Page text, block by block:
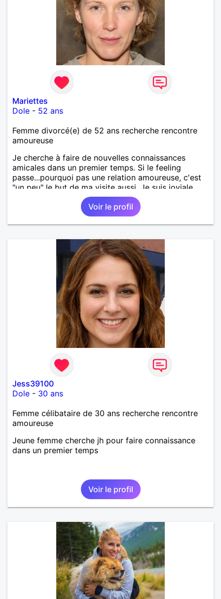
Mariettes
Dole - 52 ans
Femme divorcé(e) de 52 ans recherche rencontre
amoureuse
Je cherche à faire de nouvelles connaissances
amicales dans un premier temps. Si le feeling
passe...pourquoi pas une relation amoureuse, c'est
"un peu" le but de ma visite aussi. Je suis joviale,
bienveillante, positive et dynamique !
Voir le profil
Jess39100
Dole - 30 ans
Femme célibataire de 30 ans recherche rencontre
amoureuse
Jeune femme cherche jh pour faire connaissance
dans un premier temps
Voir le profil